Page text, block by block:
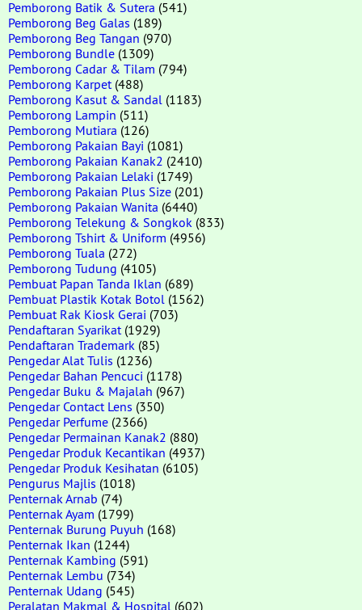
Pemborong Batik & Sutera (541)
Pemborong Beg Galas (189)
Pemborong Beg Tangan (970)
Pemborong Bundle (1309)
Pemborong Cadar & Tilam (794)
Pemborong Karpet (488)
Pemborong Kasut & Sandal (1183)
Pemborong Lampin (511)
Pemborong Mutiara (126)
Pemborong Pakaian Bayi (1081)
Pemborong Pakaian Kanak2 (2410)
Pemborong Pakaian Lelaki (1749)
Pemborong Pakaian Plus Size (201)
Pemborong Pakaian Wanita (6440)
Pemborong Telekung & Songkok (833)
Pemborong Tshirt & Uniform (4956)
Pemborong Tuala (272)
Pemborong Tudung (4105)
Pembuat Papan Tanda Iklan (689)
Pembuat Plastik Kotak Botol (1562)
Pembuat Rak Kiosk Gerai (703)
Pendaftaran Syarikat (1929)
Pendaftaran Trademark (85)
Pengedar Alat Tulis (1236)
Pengedar Bahan Pencuci (1178)
Pengedar Buku & Majalah (967)
Pengedar Contact Lens (350)
Pengedar Perfume (2366)
Pengedar Permainan Kanak2 (880)
Pengedar Produk Kecantikan (4937)
Pengedar Produk Kesihatan (6105)
Pengurus Majlis (1018)
Penternak Arnab (74)
Penternak Ayam (1799)
Penternak Burung Puyuh (168)
Penternak Ikan (1244)
Penternak Kambing (591)
Penternak Lembu (734)
Penternak Udang (545)
Peralatan Makmal & Hospital (602)